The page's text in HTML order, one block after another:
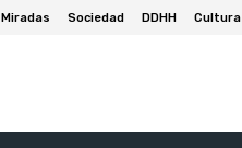
Miradas Sociedad DDHH Cultura